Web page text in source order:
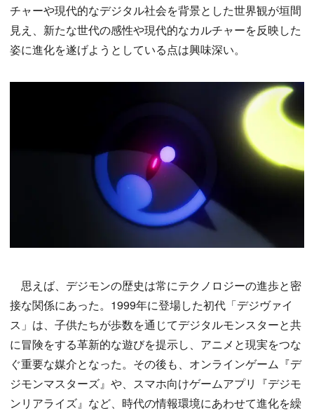
チャーや現代的なデジタル社会を背景とした世界観が垣間
見え、新たな世代の感性や現代的なカルチャーを反映した
姿に進化を遂げようとしている点は興味深い。
思えば、デジモンの歴史は常にテクノロジーの進歩と密
接な関係にあった。1999年に登場した初代「デジヴァイ
ス」は、子供たちが歩数を通じてデジタルモンスターと共
に冒険をする革新的な遊びを提示し、アニメと現実をつな
ぐ重要な媒介となった。その後も、オンラインゲーム『デ
ジモンマスターズ』や、スマホ向けゲームアプリ『デジモ
ンリアライズ』など、時代の情報環境にあわせて進化を繰